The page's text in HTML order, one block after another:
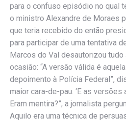
para o confuso episódio no qual
o ministro Alexandre de Moraes
que teria recebido do então
para participar de uma tentativa
Marcos do Val desautorizou
ocasião: “A versão válida é
depoimento à Polícia Federal”,
maior cara-de-pau. ‘E as versões
Eram mentira?”, a jornalista
Aquilo era uma técnica de